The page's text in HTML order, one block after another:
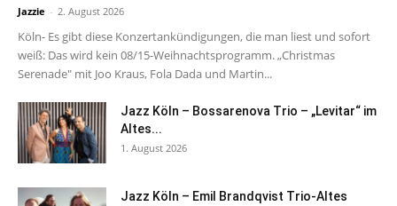
Jazzie - 2. August 2026
Köln- Es gibt diese Konzertankündigungen, die man liest und sofort
weiß: Das wird kein 08/15-Weihnachtsprogramm. „Christmas
Serenade" mit Joo Kraus, Fola Dada und Martin...
Jazz Köln – Bossarenova Trio – „Levitar“ im
Altes...
1. August 2026
Jazz Köln – Emil Brandqvist Trio-Altes